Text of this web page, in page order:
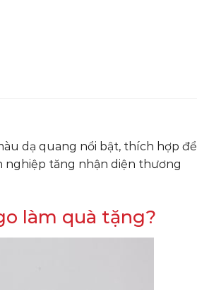
dạ quang nổi bật, thích hợp để
nghiệp tăng nhận diện thương
làm quà tặng?